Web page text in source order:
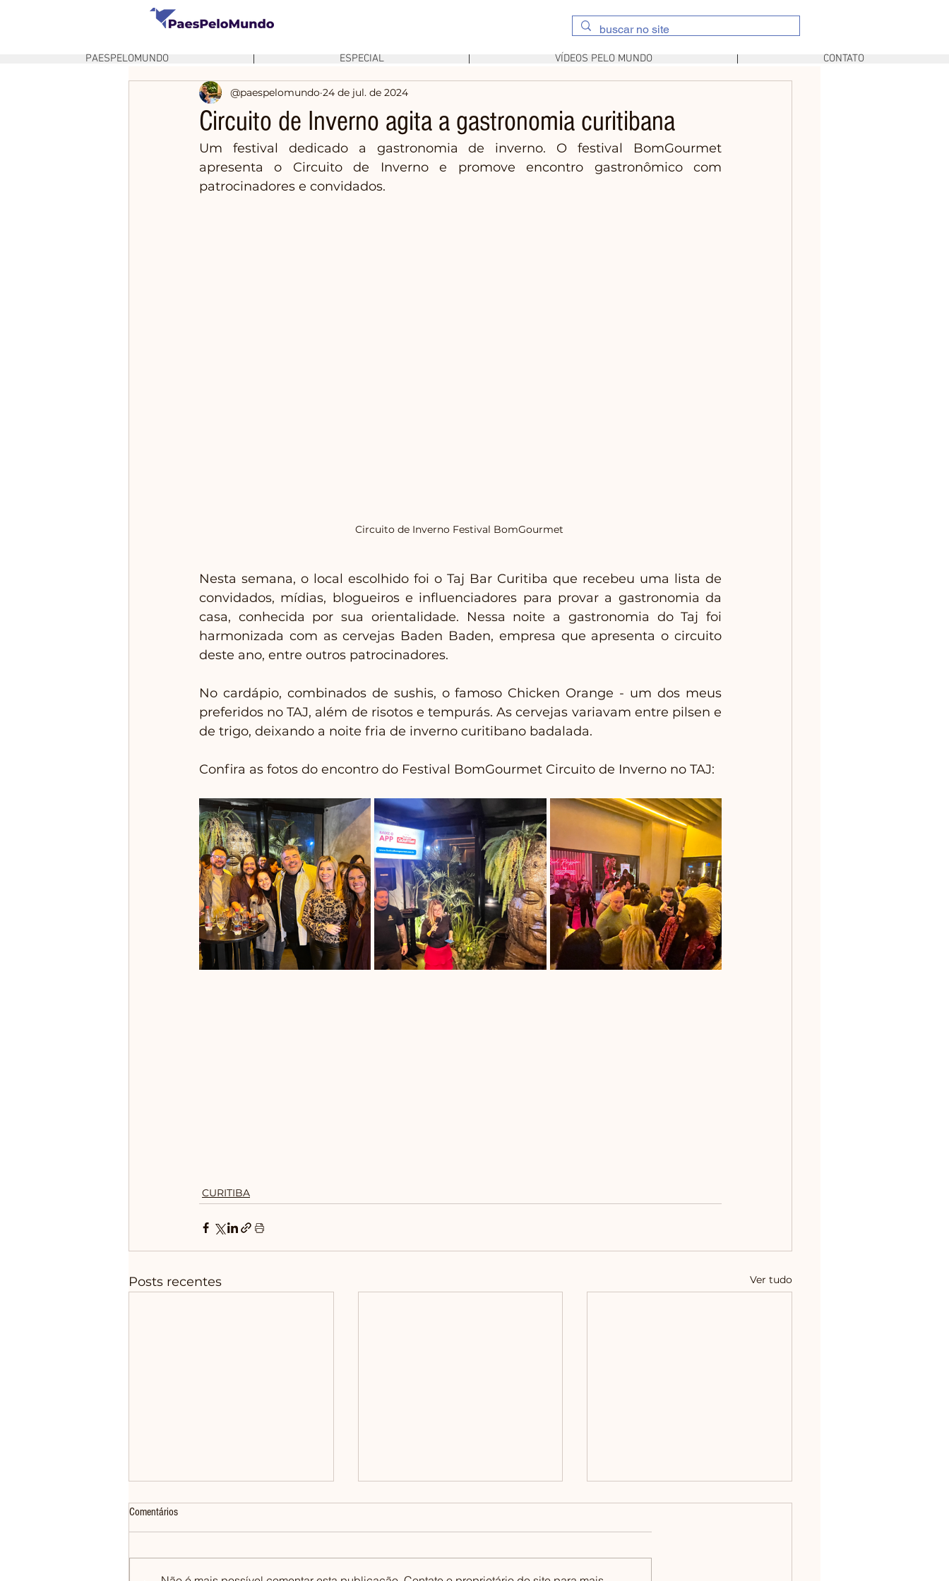
PAESPELOMUNDO ESPECIAL VÍDEOS PELO MUNDO CONTATO
Circuito de Inverno agita a gastronomia curitibana
@paespelomundo 24 de jul. de 2024
Um festival dedicado a gastronomia de inverno. O festival BomGourmet
apresenta o Circuito de Inverno e promove encontro gastronômico com
patrocinadores e convidados.
Circuito de Inverno Festival BomGourmet
Nesta semana, o local escolhido foi o Taj Bar Curitiba que recebeu uma lista de
convidados, mídias, blogueiros e influenciadores para provar a gastronomia da
casa, conhecida por sua orientalidade. Nessa noite a gastronomia do Taj foi
harmonizada com as cervejas Baden Baden, empresa que apresenta o circuito
deste ano, entre outros patrocinadores.
No cardápio, combinados de sushis, o famoso Chicken Orange - um dos meus
preferidos no TAJ, além de risotos e tempurás. As cervejas variavam entre pilsen e
de trigo, deixando a noite fria de inverno curitibano badalada.
Confira as fotos do encontro do Festival BomGourmet Circuito de Inverno no TAJ:
CURITIBA
Posts recentes Ver tudo
Comentários